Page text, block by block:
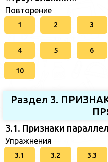
Повторение
1 2 3
4 5 6
10
Раздел 3.
3.1. Признаки
Упражнения
3.1 3.2 3.3